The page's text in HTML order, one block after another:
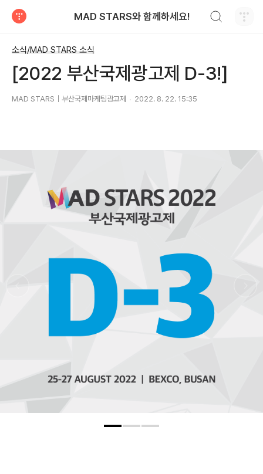
MAD STARS와 함께하세요!
소식/MAD STARS 소식
[2022 부산국제광고제 D-3!]
MAD STARS｜부산국제마케팅광고제 2022. 8. 22. 15:35